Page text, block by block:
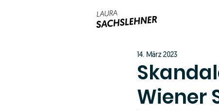
Wiener
14. März 2023